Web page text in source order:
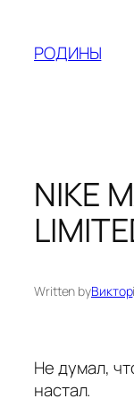
content
РОДИНЫ
NIKE
Written byВиктор
Не думал,
настал.